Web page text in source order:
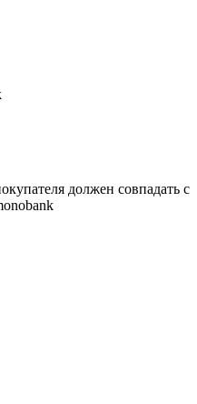
должен совпадать с